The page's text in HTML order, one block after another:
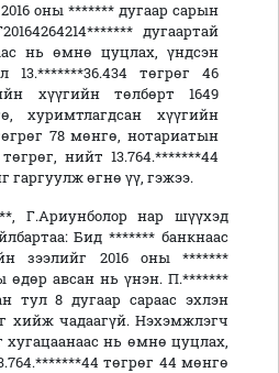
оны ******* дугаар сарын
дугаартай
нь өмнө цуцлах, үндсэн
13.*******36.434 төгрөг 46
хүүгийн төлбөрт 1649
хуримтлагдсан хүүгийн
78 мөнгө, нотариатын
нийт 13.764.*******44
гаргуулж өгнө үү, гэжээ.
Г.Ариунболор нар шүүхэд
Бид ******* банкнаас
зээлийг 2016 оны *******
өдөр авсан нь үнэн. П.*******
тул 8 дугаар сараас эхлэн
хийж чадаагүй. Нэхэмжлэгч
хугацаанаас нь өмнө цуцлах,
төгрөг 44 мөнгө